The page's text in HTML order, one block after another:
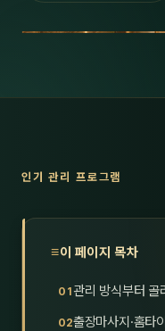
인기 관리 프로그램
이 페이지 목차
관리 방식부터 골
출장마사지·홈타